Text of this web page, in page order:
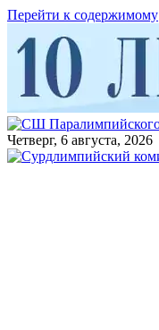
Перейти к содержимому
Четверг, 6 августа, 2026